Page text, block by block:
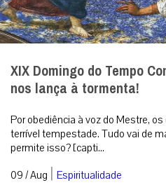
XIX Domingo do Tempo
nos lança à tormenta!
Por obediência à voz do Mestre,
terrível tempestade. Tudo vai de
permite isso? [capti...
09 / Aug | Espiritualidade